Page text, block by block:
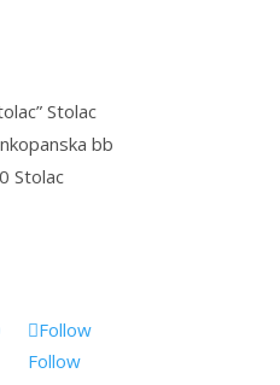
Stolac
bb
Stolac
Follow
Follow